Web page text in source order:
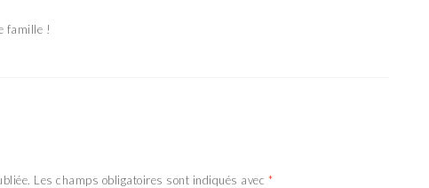
famille !
Les champs obligatoires sont indiqués avec *